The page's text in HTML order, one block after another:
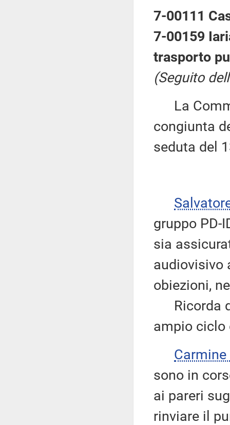
7-00111
7-00159
trasporto
(Seguito
La
congiunta
seduta del
gruppo PD-
sia
audiovisivo
obiezioni,
Ricorda
ampio ciclo
Carmine
sono in
ai pareri
rinviare il